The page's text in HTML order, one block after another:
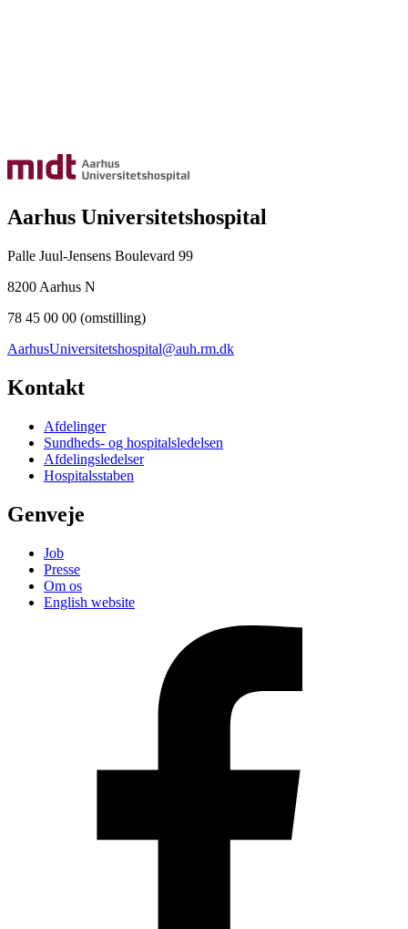
Aarhus Universitetshospital
Palle Juul-Jensens Boulevard 99
8200 Aarhus N
78 45 00 00 (omstilling)
AarhusUniversitetshospital@auh.rm.dk
Kontakt
Afdelinger
Sundheds- og hospitalsledelsen
Afdelingsledelser
Hospitalsstaben
Genveje
Job
Presse
Om os
English website